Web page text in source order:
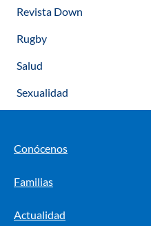
Revista Down
Rugby
Salud
Sexualidad
Conócenos
Familias
Actualidad